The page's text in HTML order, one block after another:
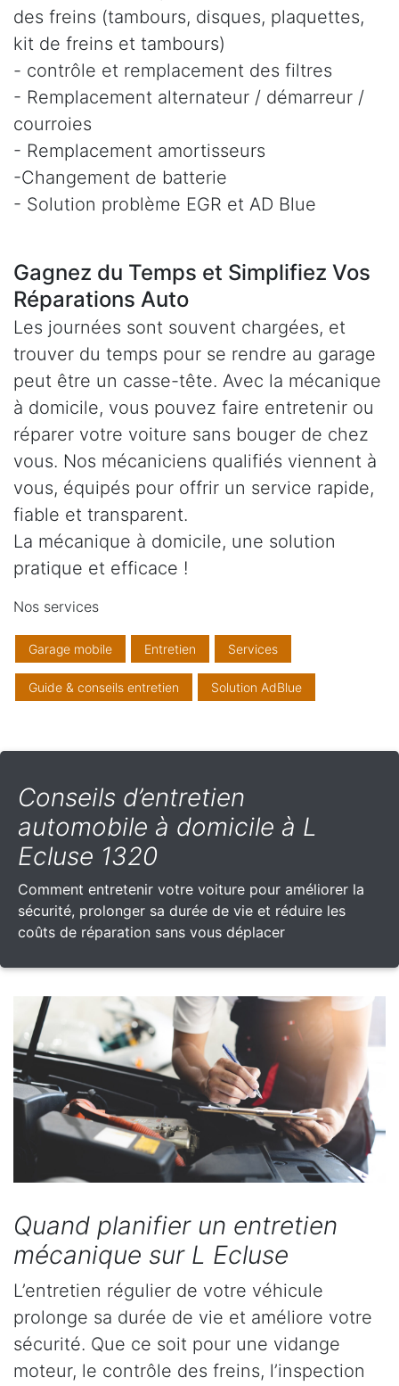
des freins (tambours, disques, plaquettes,
kit de freins et tambours)
- contrôle et remplacement des filtres
- Remplacement alternateur / démarreur /
courroies
- Remplacement amortisseurs
-Changement de batterie
- Solution problème EGR et AD Blue
Gagnez du Temps et Simplifiez Vos
Réparations Auto
Les journées sont souvent chargées, et
trouver du temps pour se rendre au garage
peut être un casse-tête. Avec la mécanique
à domicile, vous pouvez faire entretenir ou
réparer votre voiture sans bouger de chez
vous. Nos mécaniciens qualifiés viennent à
vous, équipés pour offrir un service rapide,
fiable et transparent.
La mécanique à domicile, une solution
pratique et efficace !
Nos services
Garage mobile Entretien Services
Guide & conseils entretien Solution AdBlue
Conseils d’entretien
automobile à domicile à L
Ecluse 1320
Comment entretenir votre voiture pour améliorer la
sécurité, prolonger sa durée de vie et réduire les
coûts de réparation sans vous déplacer
Quand planifier un entretien
mécanique sur L Ecluse
L’entretien régulier de votre véhicule
prolonge sa durée de vie et améliore votre
sécurité. Que ce soit pour une vidange
moteur, le contrôle des freins, l’inspection